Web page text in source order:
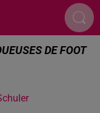
DE FOOT